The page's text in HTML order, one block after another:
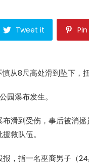
Tweet it
从8尺高处滑到坠下，
园瀑布发生。
布滑到受伤，事后被消
救队伍。
，指一名巫裔男子（